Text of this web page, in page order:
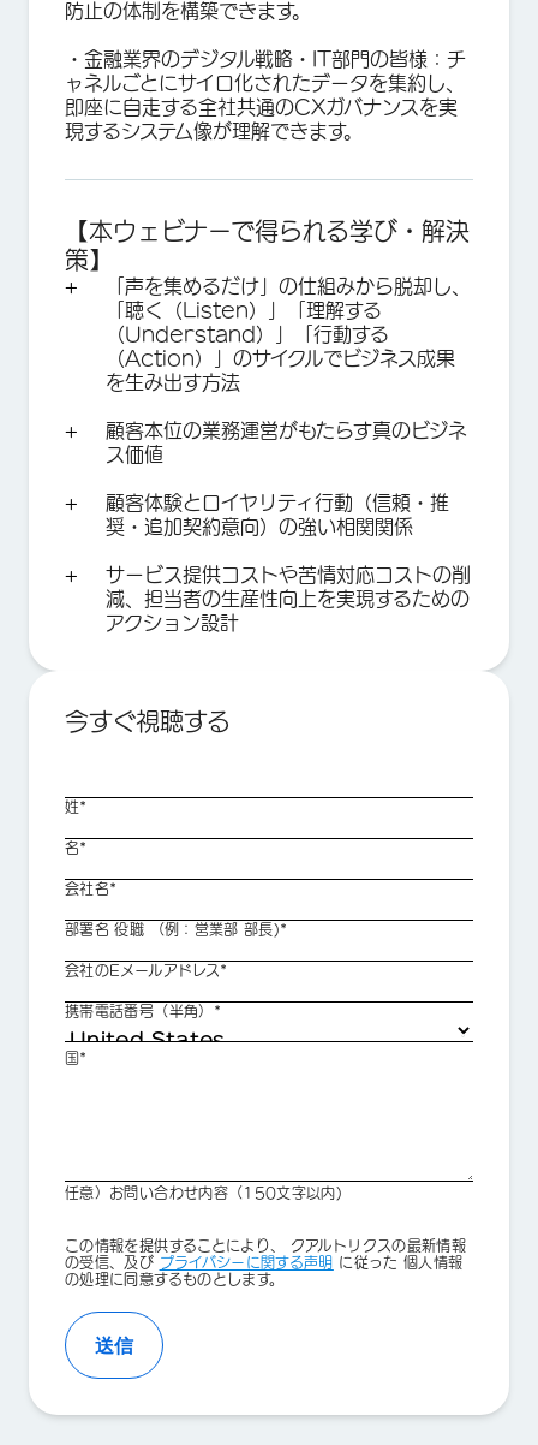
防止の体制を構築できます。
・ 金融業界のデジタル戦略・IT部門の皆様 ：チ
ャネルごとにサイロ化されたデータを集約し、
即座に自走する全社共通のCXガバナンスを実
現するシステム像が理解できます。
【本ウェビナーで得られる学び・解決
策】
「声を集めるだけ」の仕組みから脱却し、
「聴く（Listen）」「理解する
（Understand）」「行動する
（Action）」のサイクルでビジネス成果
を生み出す方法
顧客本位の業務運営がもたらす真のビジネ
ス価値
顧客体験とロイヤリティ行動（信頼・推
奨・追加契約意向）の強い相関関係
サービス提供コストや苦情対応コストの削
減、担当者の生産性向上を実現するための
アクション設計
今すぐ視聴する
姓*
名*
会社名*
部署名 役職 （例：営業部 部長)*
会社のEメールアドレス*
携帯電話番号（半角）*
国*
任意）お問い合わせ内容（150文字以内)
Privacy
Optin
この情報を提供することにより、 クアルトリクスの最新情報
の受信、及び プライバシーに関する声明 に従った 個人情報
の処理に同意するものとします。
送信